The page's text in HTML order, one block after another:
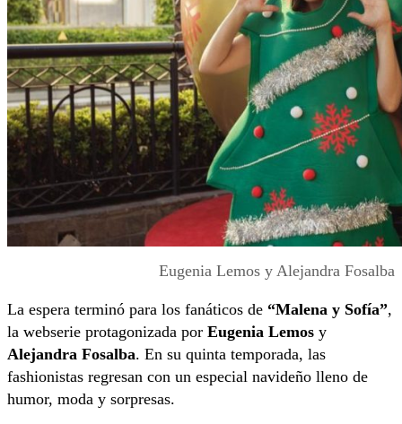
Eugenia Lemos y Alejandra Fosalba
La espera terminó para los fanáticos de “Malena y Sofía”,
la webserie protagonizada por Eugenia Lemos y
Alejandra Fosalba. En su quinta temporada, las
fashionistas regresan con un especial navideño lleno de
humor, moda y sorpresas.